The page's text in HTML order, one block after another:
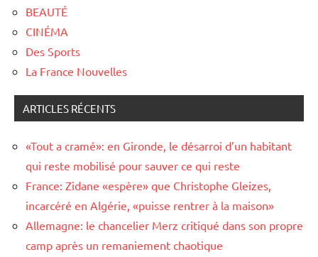
BEAUTÉ
CINÉMA
Des Sports
La France Nouvelles
ARTICLES RÉCENTS
«Tout a cramé»: en Gironde, le désarroi d’un habitant
qui reste mobilisé pour sauver ce qui reste
France: Zidane «espère» que Christophe Gleizes,
incarcéré en Algérie, «puisse rentrer à la maison»
Allemagne: le chancelier Merz critiqué dans son propre
camp après un remaniement chaotique